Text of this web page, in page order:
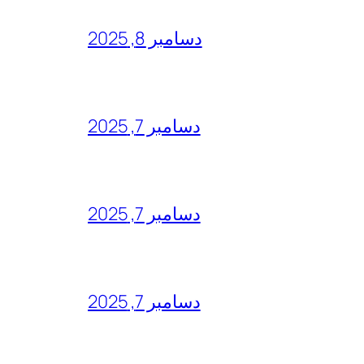
دسامبر 8, 2025
دسامبر 7, 2025
دسامبر 7, 2025
دسامبر 7, 2025